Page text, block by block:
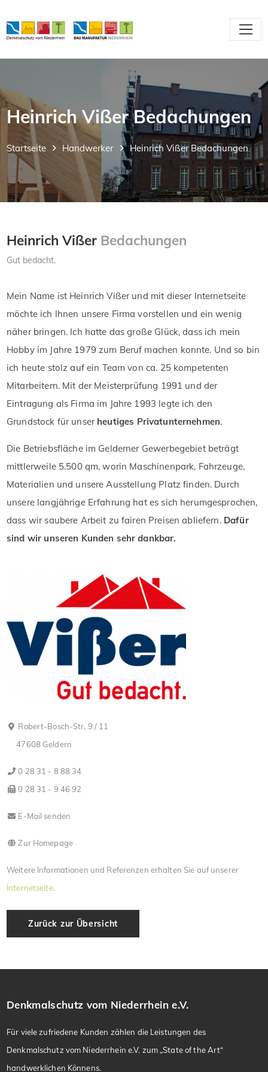
Heinrich Vißer Bedachungen
Startseite Handwerker Heinrich Vißer Bedachungen
Heinrich Vißer Bedachungen
Gut bedacht.
Mein Name ist Heinrich Vißer und mit dieser Internetseite
möchte ich Ihnen unsere Firma vorstellen und ein wenig
näher bringen. Ich hatte das große Glück, dass ich mein
Hobby im Jahre 1979 zum Beruf machen konnte. Und so bin
ich heute stolz auf ein Team von ca. 25 kompetenten
Mitarbeitern. Mit der Meisterprüfung 1991 und der
Eintragung als Firma im Jahre 1993 legte ich den
Grundstock für unser heutiges Privatunternehmen.
Die Betriebsfläche im Gelderner Gewerbegebiet beträgt
mittlerweile 5.500 qm, worin Maschinenpark, Fahrzeuge,
Materialien und unsere Ausstellung Platz finden. Durch
unsere langjährige Erfahrung hat es sich herumgesprochen,
dass wir saubere Arbeit zu fairen Preisen abliefern. Dafür
sind wir unseren Kunden sehr dankbar.
Robert-Bosch-Str. 9 / 11
47608 Geldern
0 28 31 - 8 88 34
0 28 31 - 9 46 92
E-Mail senden
Zur Homepage
Weitere Informationen und Referenzen erhalten Sie auf unserer
Internetseite.
Zurück zur Übersicht
Denkmalschutz vom Niederrhein e.V.
Für viele zufriedene Kunden zählen die Leistungen des
Denkmalschutz vom Niederrhein e.V. zum „State of the Art“
handwerklichen Könnens.